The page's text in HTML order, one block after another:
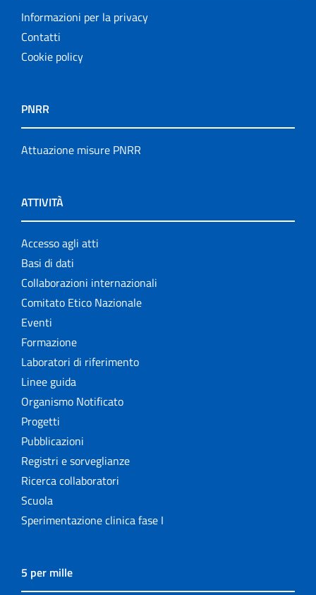
Informazioni per la privacy
Contatti
Cookie policy
PNRR
Attuazione misure PNRR
ATTIVITÀ
Accesso agli atti
Basi di dati
Collaborazioni internazionali
Comitato Etico Nazionale
Eventi
Formazione
Laboratori di riferimento
Linee guida
Organismo Notificato
Progetti
Pubblicazioni
Registri e sorveglianze
Ricerca collaboratori
Scuola
Sperimentazione clinica fase I
5 per mille